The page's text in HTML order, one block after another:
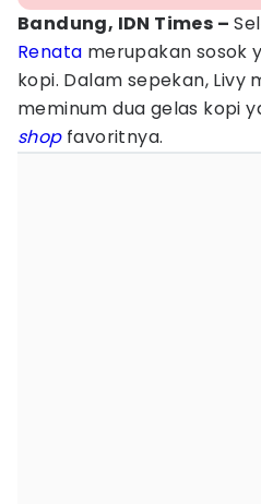
Bandung, IDN Times –
Renata merupakan sosok
kopi. Dalam sepekan, Livy
meminum dua gelas kopi
shopfavoritnya.